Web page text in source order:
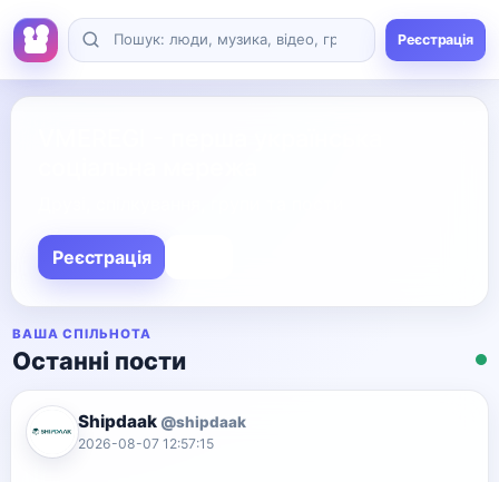
Реєстрація
Реєстрація
ВАША СПІЛЬНОТА
Останні пости
Shipdaak @shipdaak
2026-08-07 12:57:15